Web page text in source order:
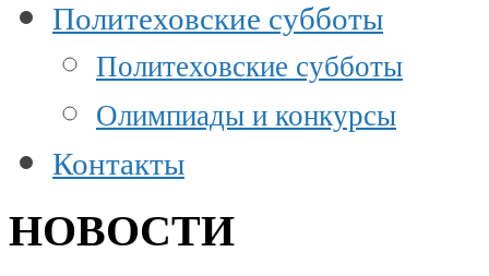
Политеховские субботы
Политеховские субботы
Олимпиады и конкурсы
Контакты
НОВОСТИ